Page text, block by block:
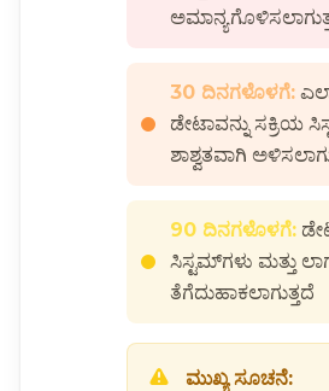
30 ದಿನಗಳೊಳಗೆ:
ಡೇಟಾವನ್ನು ಸಕ್ರಿಯ
ಶಾಶ್ವತವಾಗಿ
90 ದಿನಗಳೊಳಗೆ:
ಸಿಸ್ಟಮ್‌ಗಳು ಮತ್ತು
ತೆಗೆದುಹಾಕಲಾಗುತ್ತದೆ
ಮುಖ್ಯ ಸೂಚನೆ: